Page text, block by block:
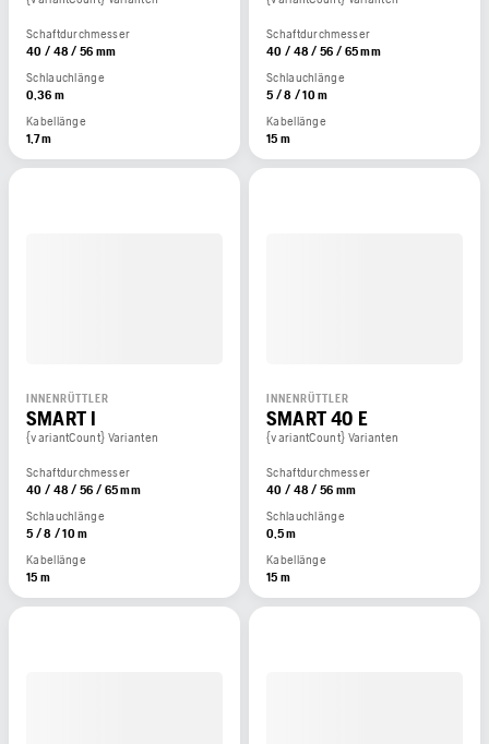
Schaftdurchmesser
40 / 48 / 56 mm
Schlauchlänge
0,36 m
Kabellänge
1,7 m
Schaftdurchmesser
40 / 48 / 56 / 65 mm
Schlauchlänge
5 / 8 / 10 m
Kabellänge
15 m
INNENRÜTTLER
SMART I
{variantCount} Varianten
Schaftdurchmesser
40 / 48 / 56 / 65 mm
Schlauchlänge
5 / 8 / 10 m
Kabellänge
15 m
INNENRÜTTLER
SMART 40 E
{variantCount} Varianten
Schaftdurchmesser
40 / 48 / 56 mm
Schlauchlänge
0,5 m
Kabellänge
15 m